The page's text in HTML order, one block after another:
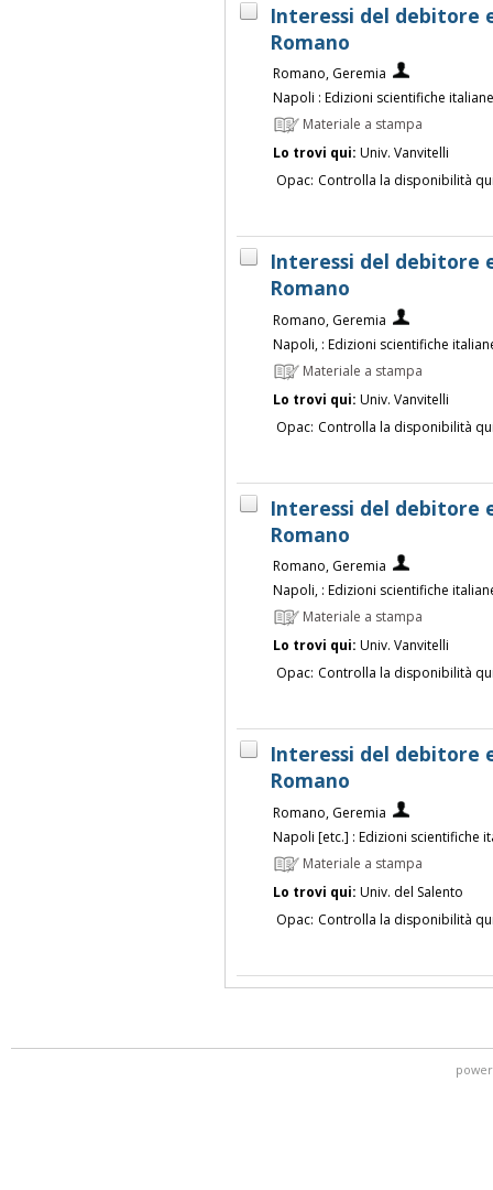
Interessi del debitore
Romano
Romano, Geremia
Napoli : Edizioni scientifiche
Materiale a stampa
Lo trovi qui: Univ. Vanvitelli
Opac: Controlla la disponibilità
Interessi del debitore
Romano
Romano, Geremia
Napoli, : Edizioni scientifiche
Materiale a stampa
Lo trovi qui: Univ. Vanvitelli
Opac: Controlla la disponibilità
Interessi del debitore
Romano
Romano, Geremia
Napoli, : Edizioni scientifiche
Materiale a stampa
Lo trovi qui: Univ. Vanvitelli
Opac: Controlla la disponibilità
Interessi del debitore
Romano
Romano, Geremia
Napoli [etc.] : Edizioni scientifiche
Materiale a stampa
Lo trovi qui: Univ. del Salento
Opac: Controlla la disponibilità